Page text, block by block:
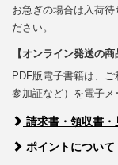
お急ぎの場合は入荷
ださい。
【オンライン発送の商
PDF版電子書籍は、
参加証など）を電子メ
請求書・領収書
ポイントについて